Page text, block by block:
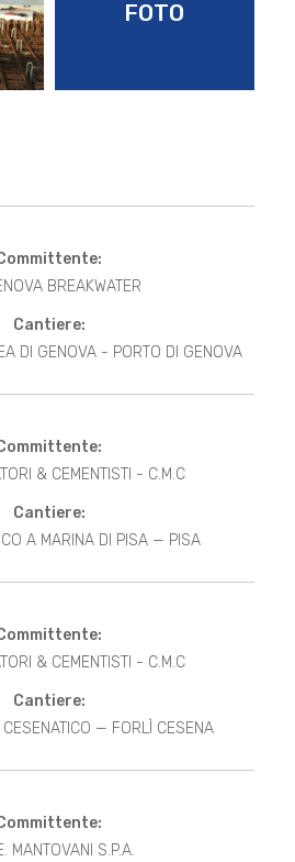
FOTO
BREAKWATER
Cantiere:
DI GENOVA - PORTO DI GENOVA
& CEMENTISTI - C.M.C
Cantiere:
A MARINA DI PISA — PISA
& CEMENTISTI - C.M.C
Cantiere:
CESENATICO — FORLÌ CESENA
MANTOVANI S.P.A.